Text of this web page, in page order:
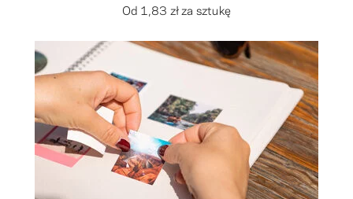
Od 1,83 złza sztukę